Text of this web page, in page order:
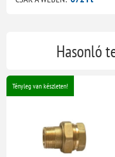
Hasonló
Tényleg van készleten!